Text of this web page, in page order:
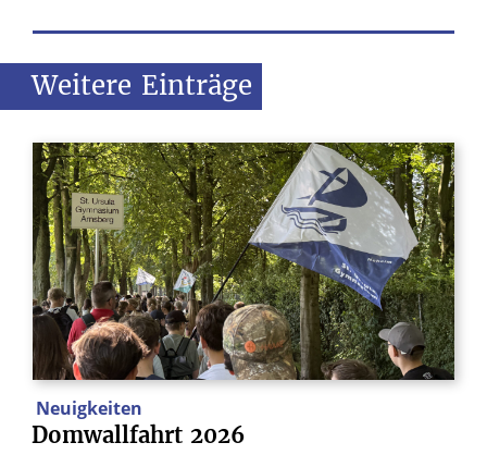
Weitere Einträge
Neuigkeiten
Domwallfahrt 2026